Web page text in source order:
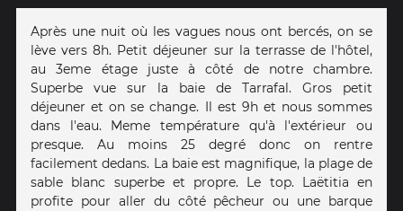
Après une nuit où les vagues nous ont bercés, on se
lève vers 8h. Petit déjeuner sur la terrasse de l'hôtel,
au 3eme étage juste à côté de notre chambre.
Superbe vue sur la baie de Tarrafal. Gros petit
déjeuner et on se change. Il est 9h et nous sommes
dans l'eau. Meme température qu'à l'extérieur ou
presque. Au moins 25 degré donc on rentre
facilement dedans. La baie est magnifique, la plage de
sable blanc superbe et propre. Le top. Laëtitia en
profite pour aller du côté pêcheur ou une barque